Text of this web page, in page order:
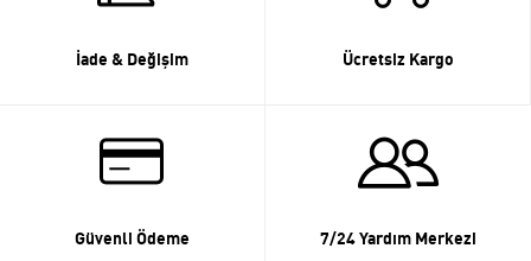
İade & Değişim Ücretsiz Kargo
Güvenli Ödeme 7/24 Yardım Merkezi